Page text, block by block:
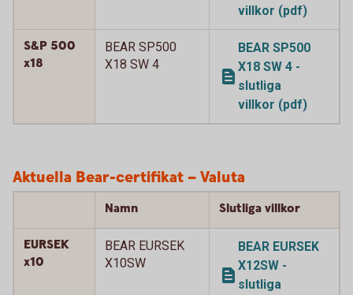
villkor (pdf)
S&P 500
x18
BEAR SP500
X18 SW 4
BEAR SP500
X18 SW 4 -
slutliga
villkor (pdf)
Aktuella Bear-certifikat – Valuta
Namn Slutliga villkor
EURSEK
x10
BEAR EURSEK
X10SW
BEAR EURSEK
X12SW -
slutliga